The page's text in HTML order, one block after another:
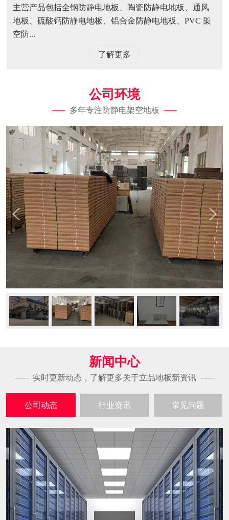
主营产品包括全钢防静电地板、陶瓷防静电地板、通风
地板、硫酸钙防静电地板、铝合金防静电地板、PVC 架
空防...
了解更多
公司环境
多年专注防静电架空地板
新闻中心
实时更新动态，了解更多关于立品地板新资讯
公司动态 行业资讯 常见问题